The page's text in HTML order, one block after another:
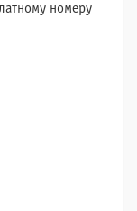
номеру